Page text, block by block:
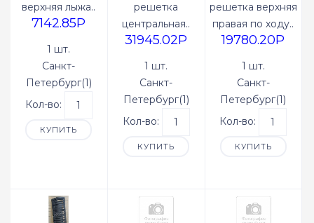
верхняя лыжа..
7142.85P
1 шт.
Санкт-
Петербург(1)
Кол-во:
КУПИТЬ
решетка
центральная..
31945.02P
1 шт.
Санкт-
Петербург(1)
Кол-во:
КУПИТЬ
решетка верхняя
правая по ходу..
19780.20P
1 шт.
Санкт-
Петербург(1)
Кол-во:
КУПИТЬ